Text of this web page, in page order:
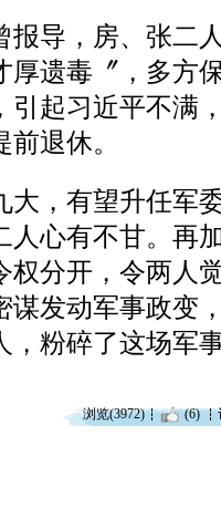
报导，房、张二
厚遗毒〞，多方
引起习近平不满
退休。
大，有望升任军
人心有不甘。再
权分开，令两人
谋发动军事政变
，粉碎了这场军
浏览(3972) (6)